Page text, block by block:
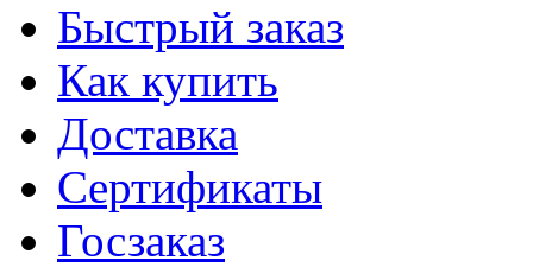
Быстрый заказ
Как купить
Доставка
Сертификаты
Госзаказ